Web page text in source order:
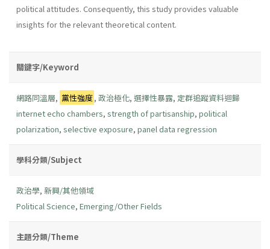
political attitudes. Consequently, this study provides valuable
insights for the relevant theoretical content.
關鍵字/Keyword
網路同溫層, 黨性強度,政治極化,選擇性暴露, 定群追蹤資料迴歸
internet echo chambers, strength of partisanship, political
polarization, selective exposure, panel data regression
學科分類/Subject
政治學, 新興/其他領域
Political Science, Emerging/Other Fields
主題分類/Theme